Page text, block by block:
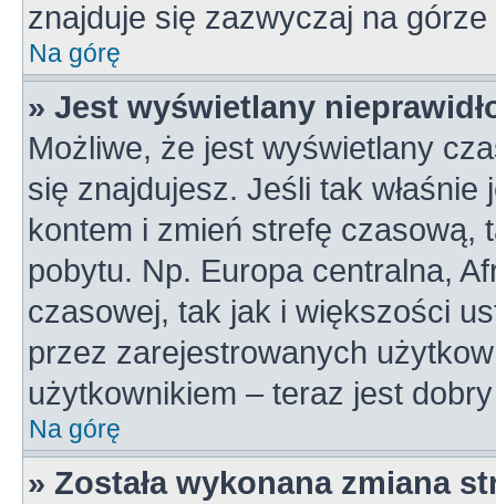
znajduje się zazwyczaj na
Na górę
» Jest wyświetlany
Możliwe, że jest wyświetlany
się znajdujesz. Jeśli tak
kontem i zmień strefę czasową,
pobytu. Np. Europa centralna,
czasowej, tak jak i większości
przez zarejestrowanych
użytkownikiem – teraz jest
Na górę
» Została wykonana zmiana